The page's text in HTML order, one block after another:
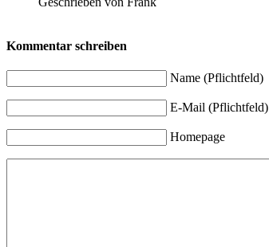
Kommentar schreiben
Name (Pflichtfeld)
E-Mail (Pflichtfeld)
Homepage